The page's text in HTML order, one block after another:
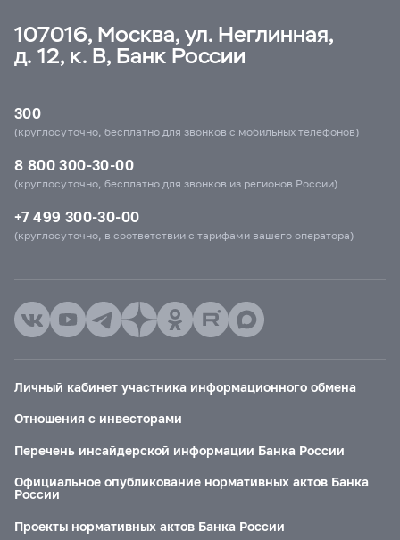
107016, Москва, ул. Неглинная,
д. 12, к. В, Банк России
300
(круглосуточно, бесплатно для звонков с мобильных телефонов)
8 800 300-30-00
(круглосуточно, бесплатно для звонков из регионов России)
+7 499 300-30-00
(круглосуточно, в соответствии с тарифами вашего оператора)
Личный кабинет участника информационного обмена
Отношения с инвесторами
Перечень инсайдерской информации Банка России
Официальное опубликование нормативных актов Банка
России
Проекты нормативных актов Банка России